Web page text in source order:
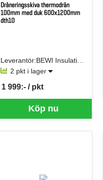
Dräneringsskiva thermodrän
100mm med duk 600x1200mm
dth10
2 pkt i lager
Köp nu
1 999:- / pkt
SEK per PKT